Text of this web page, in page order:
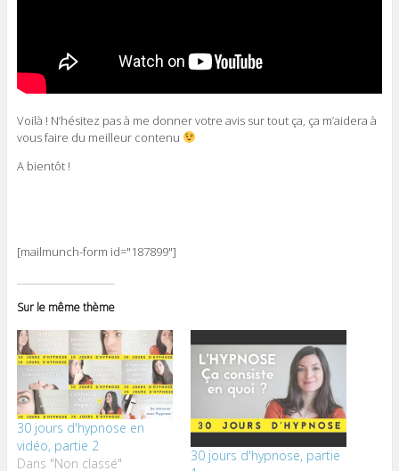
Voilà ! N’hésitez pas à me donner votre avis sur tout ça, ça m’aidera à
vous faire du meilleur contenu
A bientôt !
[mailmunch-form id="187899"]
Sur le même thème
30 jours d'hypnose en
vidéo, partie 2
Dans "Non classé"
30 jours d'hypnose, partie